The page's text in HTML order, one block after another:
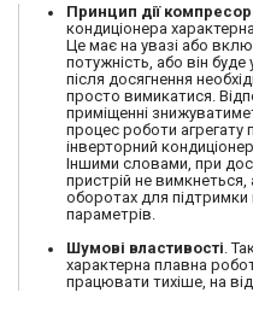
Принцип дії
кондиціонера
Це має на увазі або
потужність, або він
після досягнення
просто вимикатися.
приміщенні
процес роботи агрегату
інверторний
Іншими словами, при
пристрій не
оборотах для підтримки
параметрів.
Шумові властивості .
характерна плавна
працювати тихіше, на